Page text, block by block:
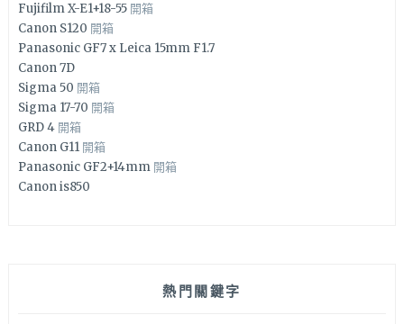
Fujifilm X-E1+18-55 開箱
Canon S120 開箱
Panasonic GF7 x Leica 15mm F1.7
Canon 7D
Sigma 50 開箱
Sigma 17-70 開箱
GRD 4 開箱
Canon G11 開箱
Panasonic GF2+14mm 開箱
Canon is850
熱門關鍵字